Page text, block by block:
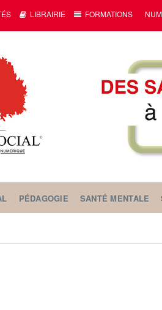
LIBRAIRIE FORMATIONS
PÉDAGOGIE SANTÉ MENTALE